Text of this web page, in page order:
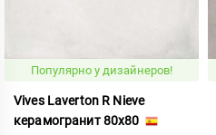
Популярно у дизайнеров!
Vives Laverton R Nieve
керамогранит 80x80